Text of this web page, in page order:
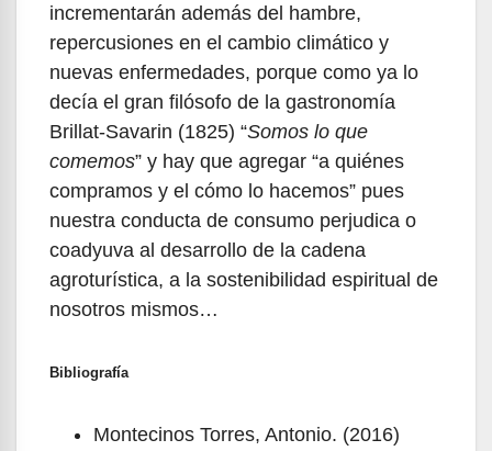
incrementarán además del hambre,
repercusiones en el cambio climático y
nuevas enfermedades, porque como ya lo
decía el gran filósofo de la gastronomía
Brillat-Savarin (1825) “Somos lo que
comemos” y hay que agregar “a quiénes
compramos y el cómo lo hacemos” pues
nuestra conducta de consumo perjudica o
coadyuva al desarrollo de la cadena
agroturística, a la sostenibilidad espiritual de
nosotros mismos…
Bibliografía
Montecinos Torres, Antonio. (2016)